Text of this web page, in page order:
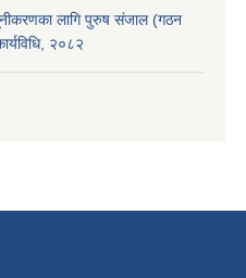
लागि पुरुष संजाल (गठन
२०८२